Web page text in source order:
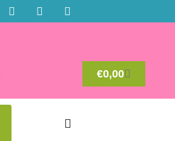
€0,00